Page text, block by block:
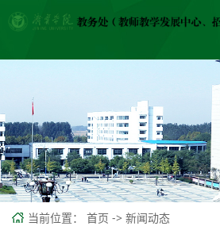
当前位置： 首页 -> 新闻动态